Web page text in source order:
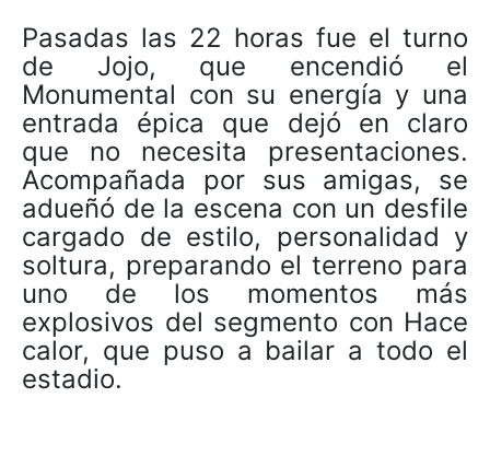
Pasadas las 22 horas fue el turno
de Jojo, que encendió el
Monumental con su energía y una
entrada épica que dejó en claro
que no necesita presentaciones.
Acompañada por sus amigas, se
adueñó de la escena con un desfile
cargado de estilo, personalidad y
soltura, preparando el terreno para
uno de los momentos más
explosivos del segmento con Hace
calor, que puso a bailar a todo el
estadio.